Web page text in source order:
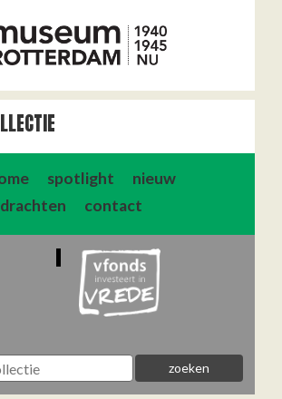
spotlight
nieuw
contact